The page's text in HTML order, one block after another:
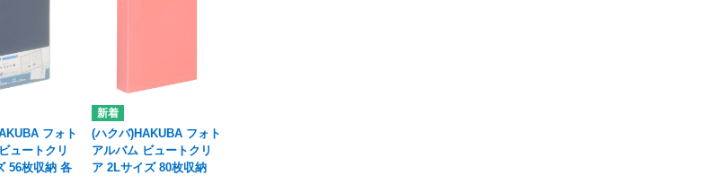
フォト
ュートクリ
56枚収納 各
(ハクバ)HAKUBA フォト
アルバム ビュートクリ
ア 2Lサイズ 80枚収納